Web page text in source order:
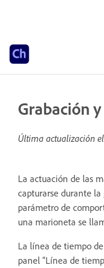
Grabación
Última actualización
La actuación de las
capturarse durante
parámetro de
una marioneta se
La línea de tiempo
panel “Línea de